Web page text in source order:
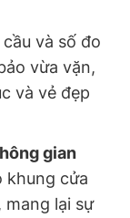
và số đo
vừa vặn,
và vẻ đẹp
gian
khung cửa
lại sự